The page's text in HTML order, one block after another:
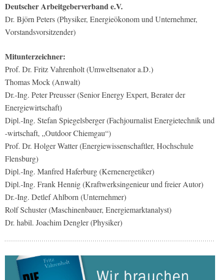
Deutscher Arbeitgeberverband e.V.
Dr. Björn Peters (Physiker, Energieökonom und Unternehmer,
Vorstandsvorsitzender)
Mitunterzeichner:
Prof. Dr. Fritz Vahrenholt (Umweltsenator a.D.)
Thomas Mock (Anwalt)
Dr.-Ing. Peter Preusser (Senior Energy Expert, Berater der
Energiewirtschaft)
Dipl.-Ing. Stefan Spiegelsberger (Fachjournalist Energietechnik und
-wirtschaft, „Outdoor Chiemgau“)
Prof. Dr. Holger Watter (Energiewissenschaftler, Hochschule
Flensburg)
Dipl.-Ing. Manfred Haferburg (Kernenergetiker)
Dipl.-Ing. Frank Hennig (Kraftwerksingenieur und freier Autor)
Dr.-Ing. Detlef Ahlborn (Unternehmer)
Rolf Schuster (Maschinenbauer, Energiemarktanalyst)
Dr. habil. Joachim Dengler (Physiker)